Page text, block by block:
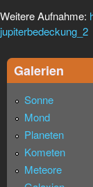
Weitere Aufnahme:
jupiterbedeckung_2
Galerien
Sonne
Mond
Planeten
Kometen
Meteore